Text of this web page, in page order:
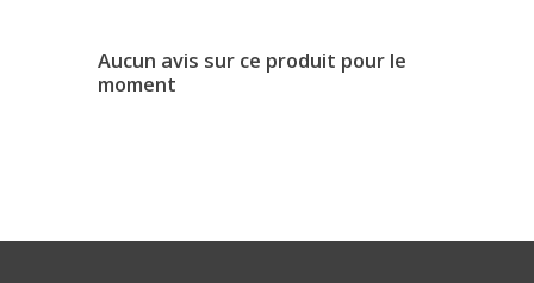
Aucun avis sur ce produit pour le
moment